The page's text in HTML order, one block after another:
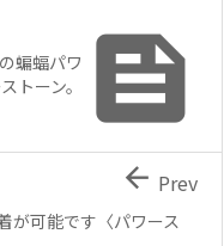

蝙蝠パワ
トーン。
が可能です〈パワース
 Prev